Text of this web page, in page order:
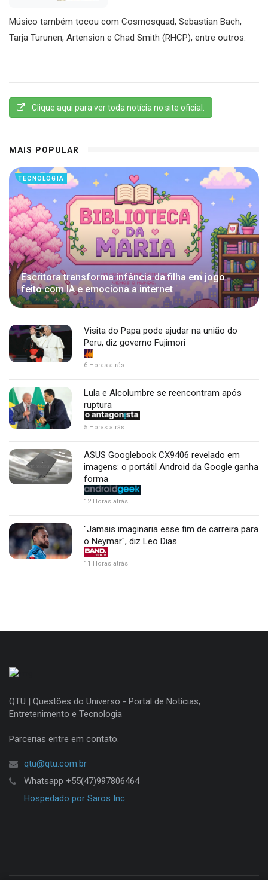
Músico também tocou com Cosmosquad, Sebastian Bach,
Tarja Turunen, Artension e Chad Smith (RHCP), entre outros.
Clique aqui para ver toda notícia no site oficial.
MAIS POPULAR
TECNOLOGIA
Escritora transforma infância da filha em jogo
feito com IA e emociona a internet
Visita do Papa pode ajudar na união do
Peru, diz governo Fujimori
6 Horas atrás
Lula e Alcolumbre se reencontram após
ruptura
5 Horas atrás
ASUS Googlebook CX9406 revelado em
imagens: o portátil Android da Google ganha
forma
12 Horas atrás
"Jamais imaginaria esse fim de carreira para
o Neymar", diz Leo Dias
11 Horas atrás
QTU | Questões do Universo - Portal de Notícias,
Entretenimento e Tecnologia
Parcerias entre em contato.
qtu@qtu.com.br
Whatsapp +55(47)997806464
Hospedado por Saros Inc